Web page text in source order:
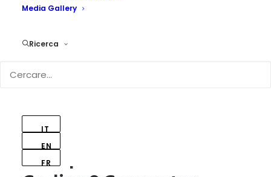
Media Gallery
Ricerca
IT
EN
FR
In Copertina CAMPUS…